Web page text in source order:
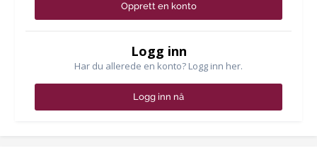
Opprett en konto
Logg inn
Har du allerede en konto? Logg inn her.
Logg inn nå